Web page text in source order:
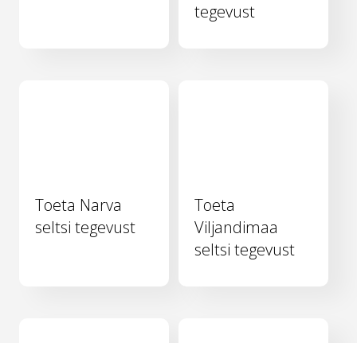
tegevust
Toeta Narva
seltsi tegevust
Toeta
Viljandimaa
seltsi tegevust